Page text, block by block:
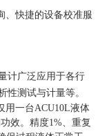
、快捷的设备校准服
计广泛应用于各行
性测试与计量等。
用一台ACU10L液体
效。精度1%、重复